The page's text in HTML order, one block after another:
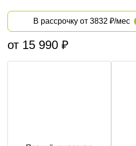
В рассрочку от 3832 ₽/мес
от 15 990 ₽